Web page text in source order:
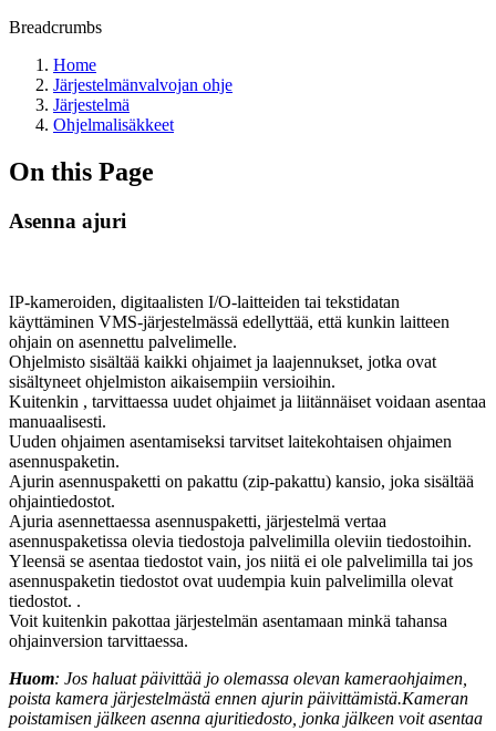
Breadcrumbs
Home
Järjestelmänvalvojan ohje
Järjestelmä
Ohjelmalisäkkeet
On this Page
Asenna ajuri
IP-kameroiden, digitaalisten I/O-laitteiden tai tekstidatan
käyttäminen VMS-järjestelmässä edellyttää, että kunkin laitteen
ohjain on asennettu palvelimelle.
Ohjelmisto sisältää kaikki ohjaimet ja laajennukset, jotka ovat
sisältyneet ohjelmiston aikaisempiin versioihin.
Kuitenkin , tarvittaessa uudet ohjaimet ja liitännäiset voidaan asentaa
manuaalisesti.
Uuden ohjaimen asentamiseksi tarvitset laitekohtaisen ohjaimen
asennuspaketin.
Ajurin asennuspaketti on pakattu (zip-pakattu) kansio, joka sisältää
ohjaintiedostot.
Ajuria asennettaessa asennuspaketti, järjestelmä vertaa
asennuspaketissa olevia tiedostoja palvelimilla oleviin tiedostoihin.
Yleensä se asentaa tiedostot vain, jos niitä ei ole palvelimilla tai jos
asennuspaketin tiedostot ovat uudempia kuin palvelimilla olevat
tiedostot. .
Voit kuitenkin pakottaa järjestelmän asentamaan minkä tahansa
ohjainversion tarvittaessa.
Huom: Jos haluat päivittää jo olemassa olevan kameraohjaimen,
poista kamera järjestelmästä ennen ajurin päivittämistä.Kameran
poistamisen jälkeen asenna ajuritiedosto, jonka jälkeen voit asentaa